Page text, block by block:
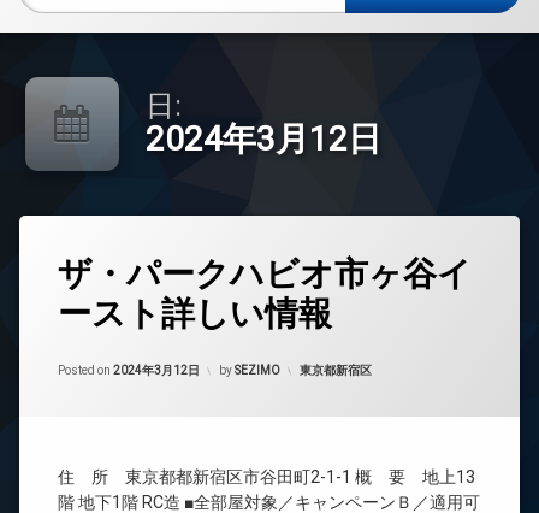
日:
2024年3月12日
ザ・パークハビオ市ヶ谷イ
ースト詳しい情報
Posted on 2024年3月12日 bySEZIMO カテゴリー:
東京都新宿区
住 所 東京都都新宿区市谷田町2-1-1 概 要 地上13
階 地下1階 RC造 ■全部屋対象／キャンペーンＢ／適用可